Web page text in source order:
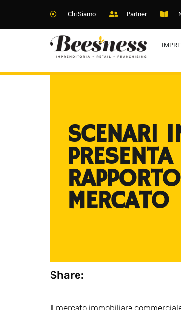
Chi Siamo Partner
SCENARI
MERCATO
Share:
Il mercato immobiliare